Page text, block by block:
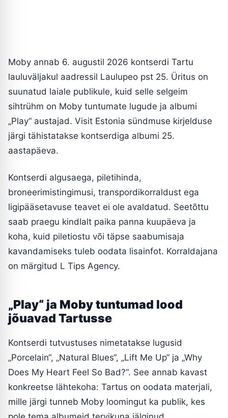
Moby annab 6. augustil 2026 kontserdi Tartu
lauluväljakul aadressil Laulupeo pst 25. Üritus on
suunatud laiale publikule, kuid selle selgeim
sihtrühm on Moby tuntumate lugude ja albumi
„Play“ austajad. Visit Estonia sündmuse kirjelduse
järgi tähistatakse kontserdiga albumi 25.
aastapäeva.
Kontserdi algusaega, piletihinda,
broneerimistingimusi, transpordikorraldust ega
ligipääsetavuse teavet ei ole avaldatud. Seetõttu
saab praegu kindlalt paika panna kuupäeva ja
koha, kuid piletiostu või täpse saabumisaja
kavandamiseks tuleb oodata lisainfot. Korraldajana
on märgitud L Tips Agency.
„Play“ ja Moby tuntumad lood
jõuavad Tartusse
Kontserdi tutvustuses nimetatakse lugusid
„Porcelain“, „Natural Blues“, „Lift Me Up“ ja „Why
Does My Heart Feel So Bad?“. See annab kavast
konkreetse lähtekoha: Tartus on oodata materjali,
mille järgi tunneb Moby loomingut ka publik, kes